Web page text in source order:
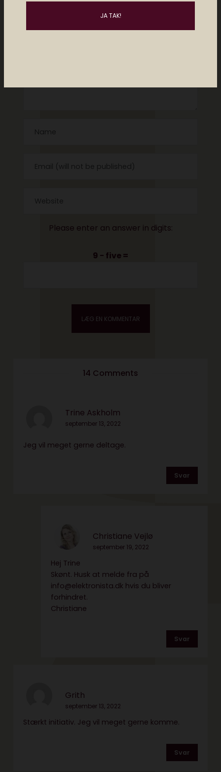
Please enter an answer in digits:
9 − five =
14 Comments
Trine Askholm
september 13, 2022
Jeg vil meget gerne deltage.
Svar
Christiane Vejlø
september 19, 2022
Hej Trine
Skønt. Husk at melde fra på
info@elektronista.dk hvis du bliver
forhindret.
Christiane
Svar
Grith
september 13, 2022
Stærkt initiativ. Jeg vil meget gerne komme.
Svar